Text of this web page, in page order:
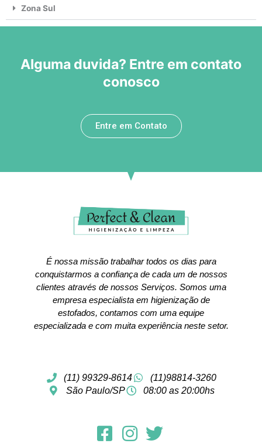
Zona Sul
Alguma duvida? Entre em contato
conosco
Entre em Contato
É nossa missão trabalhar todos os dias para
conquistarmos a confiança de cada um de nossos
clientes através de nossos Serviços. Somos uma
empresa especialista em higienização de
estofados, contamos com uma equipe
especializada e com muita experiência neste setor.
(11) 99329-8614
(11)98814-3260
São Paulo/SP
08:00 as 20:00hs